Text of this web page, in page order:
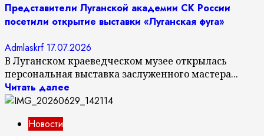
Представители Луганской академии СК России
посетили открытие выставки «Луганская фуга»
Admlaskrf 17.07.2026
В Луганском краеведческом музее открылась
персональная выставка заслуженного мастера...
Читать далее
Новости